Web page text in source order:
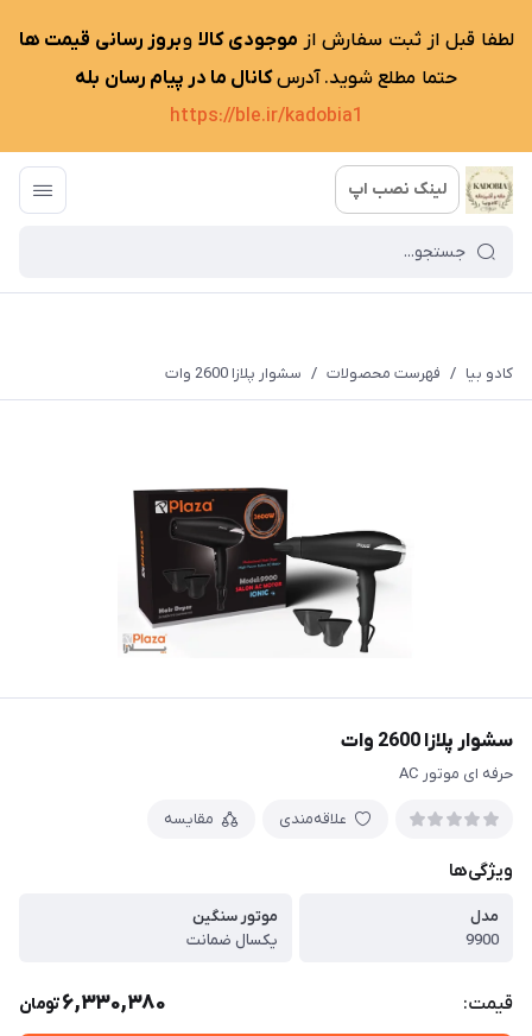
لطفا قبل از ثبت سفارش از موجودی کالا وبروز رسانی قیمت ها
حتما مطلع شوید. آدرسکانال ما در پیام رسان بله
https://ble.ir/kadobia1
لینک نصب اپ
کادو بیا / فهرست محصولات / سشوار پلازا 2600 وات
سشوار پلازا 2600 وات
حرفه ای موتور AC
علاقه‌مندی مقایسه
ویژگی‌ها
مدل
9900
موتور سنگین
یکسال ضمانت
قیمت: 6,330,380تومان